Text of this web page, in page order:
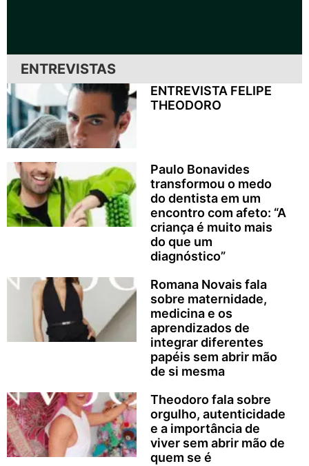
ENTREVISTAS
ENTREVISTA FELIPE
THEODORO
Paulo Bonavides
transformou o medo
do dentista em um
encontro com afeto: “A
criança é muito mais
do que um
diagnóstico”
Romana Novais fala
sobre maternidade,
medicina e os
aprendizados de
integrar diferentes
papéis sem abrir mão
de si mesma
Theodoro fala sobre
orgulho, autenticidade
e a importância de
viver sem abrir mão de
quem se é